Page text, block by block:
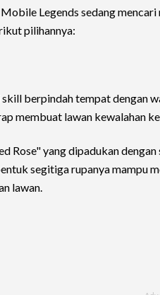
Legends sedang
pilihannya:
skill berpindah tempat dengan
membuat lawan kewalahan
Rose" yang dipadukan
segitiga rupanya mampu
lawan.